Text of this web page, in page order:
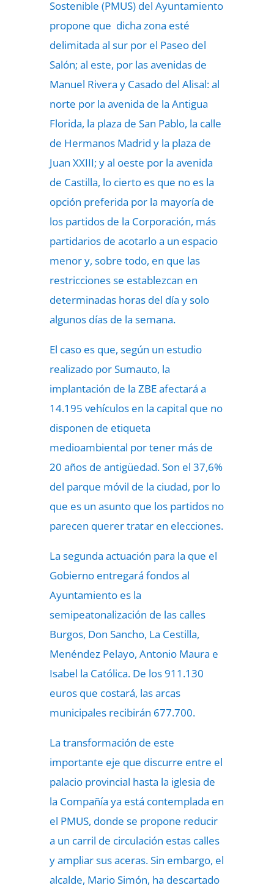
Sostenible (PMUS) del Ayuntamiento
propone que dicha zona esté
delimitada al sur por el Paseo del
Salón; al este, por las avenidas de
Manuel Rivera y Casado del Alisal: al
norte por la avenida de la Antigua
Florida, la plaza de San Pablo, la calle
de Hermanos Madrid y la plaza de
Juan XXIII; y al oeste por la avenida
de Castilla, lo cierto es que no es la
opción preferida por la mayoría de
los partidos de la Corporación, más
partidarios de acotarlo a un espacio
menor y, sobre todo, en que las
restricciones se establezcan en
determinadas horas del día y solo
algunos días de la semana.
El caso es que, según un estudio
realizado por Sumauto, la
implantación de la ZBE afectará a
14.195 vehículos en la capital que no
disponen de etiqueta
medioambiental por tener más de
20 años de antigüedad. Son el 37,6%
del parque móvil de la ciudad, por lo
que es un asunto que los partidos no
parecen querer tratar en elecciones.
La segunda actuación para la que el
Gobierno entregará fondos al
Ayuntamiento es la
semipeatonalización de las calles
Burgos, Don Sancho, La Cestilla,
Menéndez Pelayo, Antonio Maura e
Isabel la Católica. De los 911.130
euros que costará, las arcas
municipales recibirán 677.700.
La transformación de este
importante eje que discurre entre el
palacio provincial hasta la iglesia de
la Compañía ya está contemplada en
el PMUS, donde se propone reducir
a un carril de circulación estas calles
y ampliar sus aceras. Sin embargo, el
alcalde, Mario Simón, ha descartado